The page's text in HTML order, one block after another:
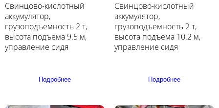
Свинцово-кислотный
аккумулятор,
грузоподъемность 2 т,
высота подъема 9.5 м,
управление сидя
Подробнее
Свинцово-кислотный
аккумулятор,
грузоподъемность 2 т,
высота подъема 10.2 м,
управление сидя
Подробнее